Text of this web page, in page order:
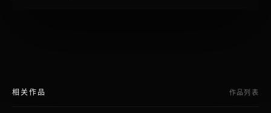
相关作品 作品列表